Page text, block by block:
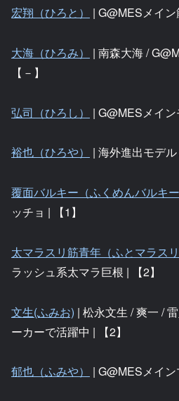
宏翔（ひろと） | G@MESメイン
大海（ひろみ）
| 南森大海 /
【－】
弘司（ひろし） | G@MESメイン
裕也（ひろや） | 海外進出モデル
覆面バルキー（ふくめんバルキー
ッチョ | 【1】
太マラスリ筋青年（ふとマラス
ラッシュ系太マラ巨根 | 【2】
文生(ふみお) | 松永文生 / 爽一 /
ーカーで活躍中 | 【2】
郁也（ふみや） | G@MESメイン